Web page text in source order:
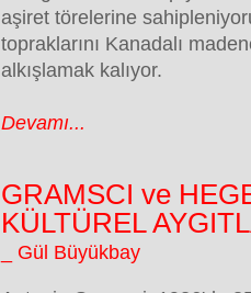
aşiret törelerine
topraklarını Kanadalı
alkışlamak kalıyor.
Devamı...
GRAMSCI ve
KÜLTÜREL
_ Gül Büyükbay